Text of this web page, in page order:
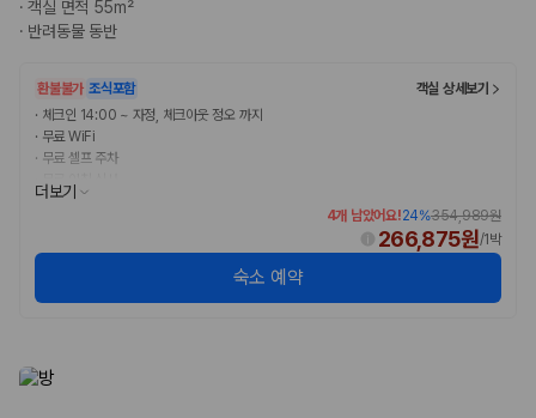
제주도 렌트카 실시간 최저가 가격비교
제주 렌트카 예약
해외 렌트카 가격비교
카모아 사이트맵
·객실 면적 55m²
· 반려동물 동반
환불불가 조식포함
객실 상세보기
· 체크인 14:00 ~ 자정, 체크아웃 정오 까지
· 무료 WiFi
· 무료 셀프 주차
무료 아침 식사
더보기
4개 남았어요!24%354,989원
266,875원/1박
숙소 예약